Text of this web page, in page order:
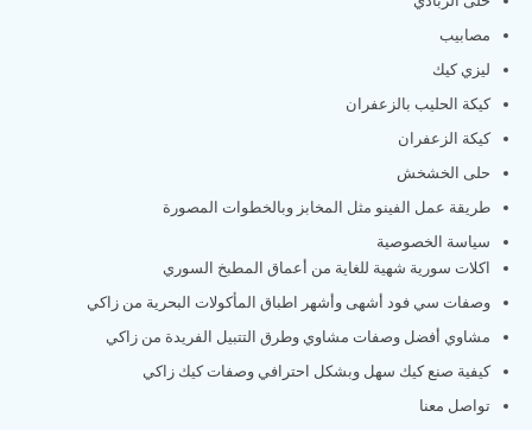
مصابيب
ليزي كيك
كيكة الحليب بالزعفران
كيكة الزعفران
حلى الخشخش
طريقة عمل الفينو مثل المخابز وبالخطوات المصورة
سياسة الخصوصية
اكلات سورية شهية للغاية من أعماق المطبخ السوري
وصفات سي فود أشهى وأشهر اطباق المأكولات البحرية من زاكي
مشاوي أفضل وصفات مشاوي وطرق التتبيل الفريدة من زاكي
كيفية صنع كيك سهل وبشكل احترافي وصفات كيك زاكي
تواصل معنا